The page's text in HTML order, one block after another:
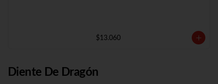
$13.060
Diente De Dragón